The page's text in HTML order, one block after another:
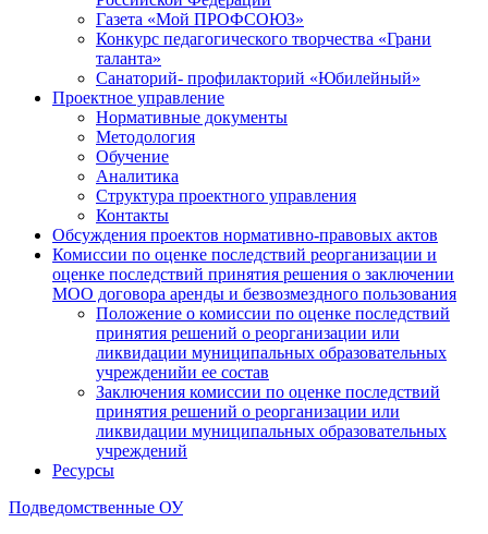
Газета «Мой ПРОФСОЮЗ»
Конкурс педагогического творчества «Грани
таланта»
Санаторий- профилакторий «Юбилейный»
Проектное управление
Нормативные документы
Методология
Обучение
Аналитика
Структура проектного управления
Контакты
Обсуждения проектов нормативно-правовых актов
Комиссии по оценке последствий реорганизации и
оценке последствий принятия решения о заключении
МОО договора аренды и безвозмездного пользования
Положение о комиссии по оценке последствий
принятия решений о реорганизации или
ликвидации муниципальных образовательных
учрежденийи ее состав
Заключения комиссии по оценке последствий
принятия решений о реорганизации или
ликвидации муниципальных образовательных
учреждений
Ресурсы
Подведомственные ОУ